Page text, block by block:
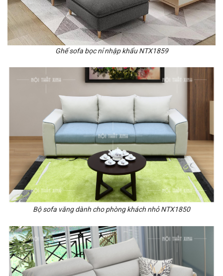
Ghế sofa bọc nỉ nhập khẩu NTX1859
Bộ sofa văng dành cho phòng khách nhỏ NTX1850